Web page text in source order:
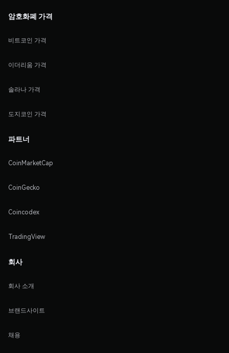
암호화폐 가격
비트코인 가격
이더리움 가격
솔라나 가격
도지코인 가격
파트너
CoinMarketCap
CoinGecko
Coincodex
TradingView
회사
회사 소개
브랜드사이트
채용